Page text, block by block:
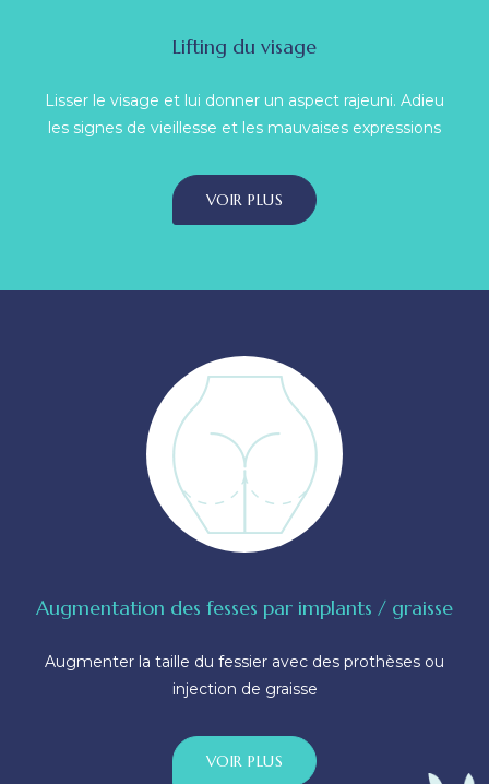
Lifting du visage
Lisser le visage et lui donner un aspect rajeuni. Adieu
les signes de vieillesse et les mauvaises expressions
VOIR PLUS
Augmentation des fesses par implants / graisse
Augmenter la taille du fessier avec des prothèses ou
injection de graisse
VOIR PLUS